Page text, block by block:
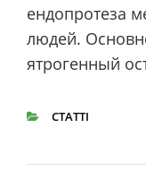
ендопротеза
людей.
ятрогенный
СТАТТІ